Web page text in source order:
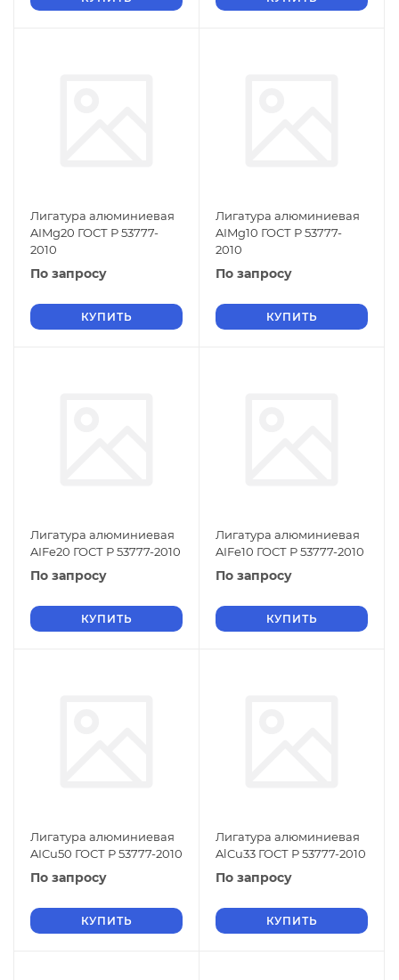
Лигатура алюминиевая
AIMg20 ГОСТ Р 53777-
2010
По запросу
КУПИТЬ
Лигатура алюминиевая
AIMg10 ГОСТ Р 53777-
2010
По запросу
КУПИТЬ
Лигатура алюминиевая
AIFe20 ГОСТ Р 53777-2010
По запросу
КУПИТЬ
Лигатура алюминиевая
AIFe10 ГОСТ Р 53777-2010
По запросу
КУПИТЬ
Лигатура алюминиевая
AICu50 ГОСТ Р 53777-2010
По запросу
КУПИТЬ
Лигатура алюминиевая
AlCu33 ГОСТ Р 53777-2010
По запросу
КУПИТЬ